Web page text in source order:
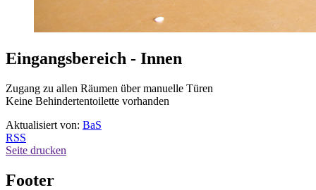
Eingangsbereich - Innen
Zugang zu allen Räumen über manuelle Türen
Keine Behindertentoilette vorhanden
Aktualisiert von: BaS
RSS
Seite drucken
Footer